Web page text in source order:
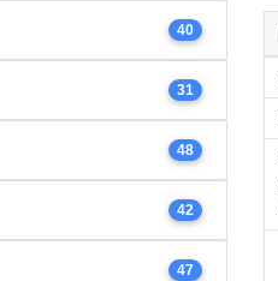
40
31
48
42
47